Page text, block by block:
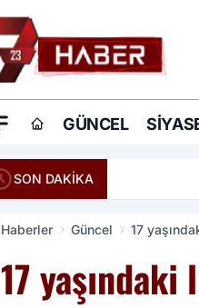
GÜNCEL
SON DAKİKA
Haberler Güncel 17
17